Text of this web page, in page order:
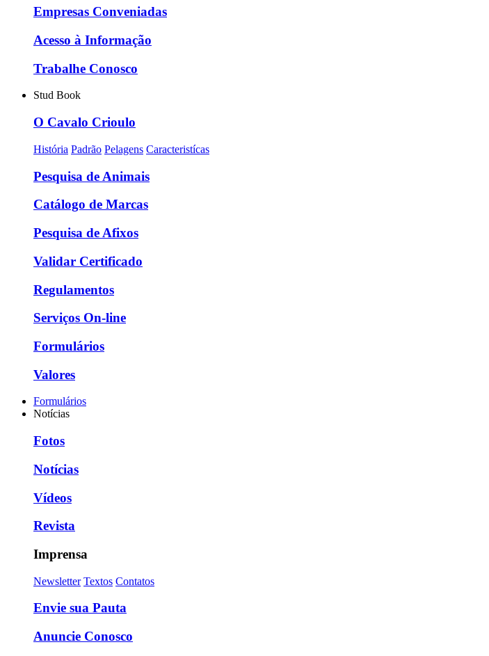
Empresas Conveniadas
Acesso à Informação
Trabalhe Conosco
Stud Book
O Cavalo Crioulo
História Padrão Pelagens Caracteristícas
Pesquisa de Animais
Catálogo de Marcas
Pesquisa de Afixos
Validar Certificado
Regulamentos
Serviços On-line
Formulários
Valores
Formulários
Notícias
Fotos
Notícias
Vídeos
Revista
Imprensa
Newsletter Textos Contatos
Envie sua Pauta
Anuncie Conosco